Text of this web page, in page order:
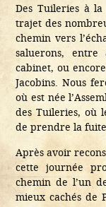
Des Tuileries à
trajet des
chemin vers
saluerons,
cabinet, ou
Jacobins. Nous
où est née
des Tuileries, où
de prendre la
Après avoir
cette journée
chemin de l’un
mieux cachés de